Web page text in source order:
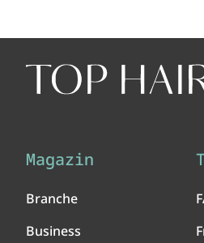
Magazin
Branche
Business